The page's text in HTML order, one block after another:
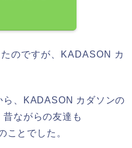
のですが、KADASON カ
ら、KADASON カダソンの
ながらの友達も
ことでした。